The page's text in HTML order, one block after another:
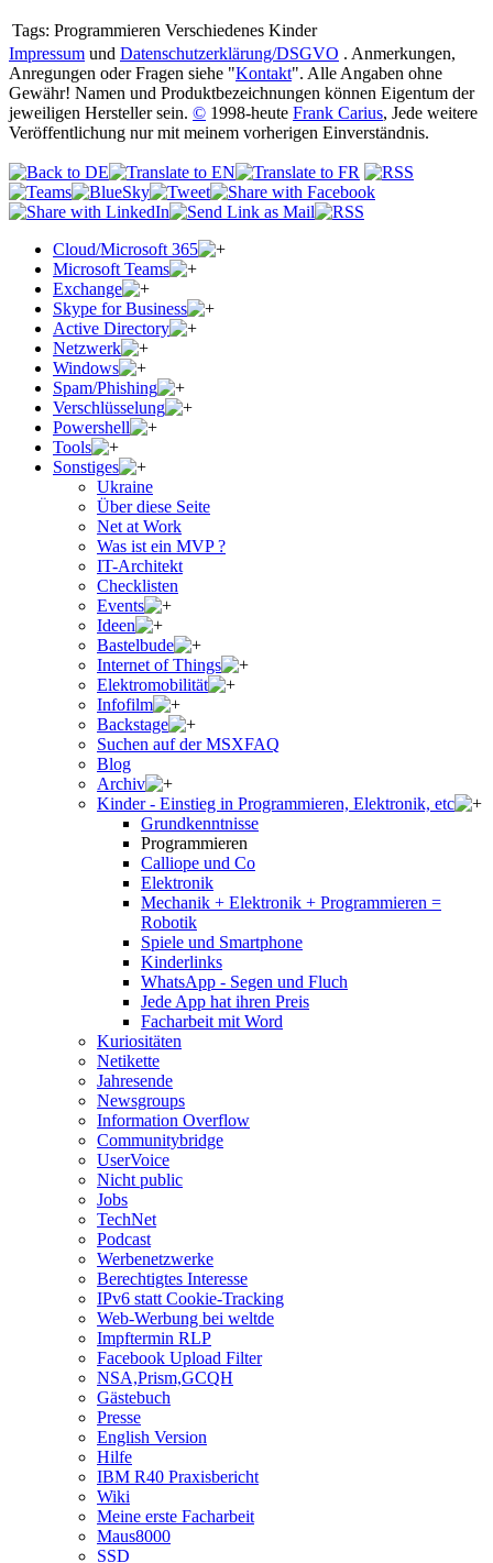
Tags: Programmieren Verschiedenes Kinder
Impressum und Datenschutzerklärung/DSGVO . Anmerkungen,
Anregungen oder Fragen siehe "Kontakt". Alle Angaben ohne
Gewähr! Namen und Produktbezeichnungen können Eigentum der
jeweiligen Hersteller sein. © 1998-heute Frank Carius, Jede weitere
Veröffentlichung nur mit meinem vorherigen Einverständnis.
Cloud/Microsoft 365
Microsoft Teams
Exchange
Skype for Business
Active Directory
Netzwerk
Windows
Spam/Phishing
Verschlüsselung
Powershell
Tools
Sonstiges
Ukraine
Über diese Seite
Net at Work
Was ist ein MVP ?
IT-Architekt
Checklisten
Events
Ideen
Bastelbude
Internet of Things
Elektromobilität
Infofilm
Backstage
Suchen auf der MSXFAQ
Blog
Archiv
Kinder - Einstieg in Programmieren, Elektronik, etc
Grundkenntnisse
Programmieren
Calliope und Co
Elektronik
Mechanik + Elektronik + Programmieren =
Robotik
Spiele und Smartphone
Kinderlinks
WhatsApp - Segen und Fluch
Jede App hat ihren Preis
Facharbeit mit Word
Kuriositäten
Netikette
Jahresende
Newsgroups
Information Overflow
Communitybridge
UserVoice
Nicht public
Jobs
TechNet
Podcast
Werbenetzwerke
Berechtigtes Interesse
IPv6 statt Cookie-Tracking
Web-Werbung bei weltde
Impftermin RLP
Facebook Upload Filter
NSA,Prism,GCQH
Gästebuch
Presse
English Version
Hilfe
IBM R40 Praxisbericht
Wiki
Meine erste Facharbeit
Maus8000
SSD